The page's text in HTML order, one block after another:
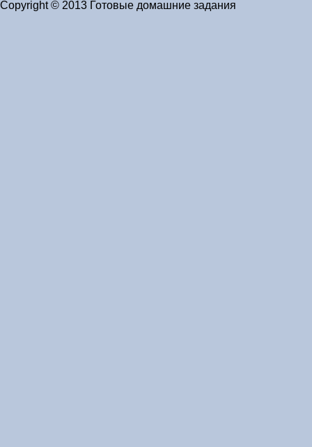
Copyright © 2013 Готовые домашние задания